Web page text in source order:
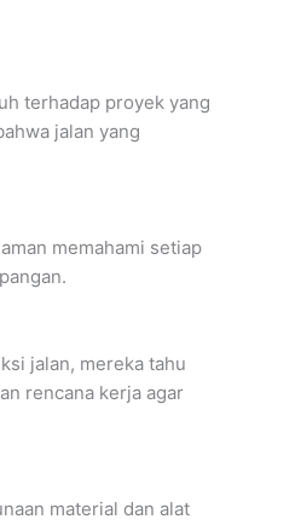
terhadap proyek yang
jalan yang
memahami setiap
jalan, mereka tahu
rencana kerja agar
material dan alat